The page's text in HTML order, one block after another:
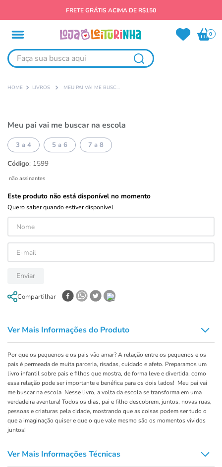
FRETE GRÁTIS ACIMA DE R$150
0
Faça sua busca aqui
LIVROS MEU PAI VAI ME BUSCAR NA ESCOLA
Meu pai vai me buscar na escola
3 a 4 5 a 6 7 a 8
Código: 1599
não assinantes
Este produto não está disponível no momento
Quero saber quando estiver disponível
Enviar
Compartilhar
Ver Mais Informações do Produto
Por que os pequenos e os pais vão amar? A relação entre os pequenos e os
pais é permeada de muita parceria, risadas, cuidado e afeto. Preparamos um
livro infantil sobre pais e filhos que mostra, de forma leve e divertida, como
essa relação pode ser importante e benéfica para os dois lados! Meu pai vai
me buscar na escola Nesse livro, a volta da escola se transforma em uma
verdadeira aventura! Todos os dias, pai e filho descobrem, juntos, novas ruas,
pessoas e criaturas pela cidade, mostrando que as coisas podem ser tudo o
que a imaginação quiser e que o que vale mesmo são os momentos vividos
juntos!
Ver Mais Informações Técnicas